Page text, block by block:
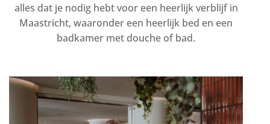
alles dat je nodig hebt voor een heerlijk verblijf in
Maastricht, waaronder een heerlijk bed en een
badkamer met douche of bad.